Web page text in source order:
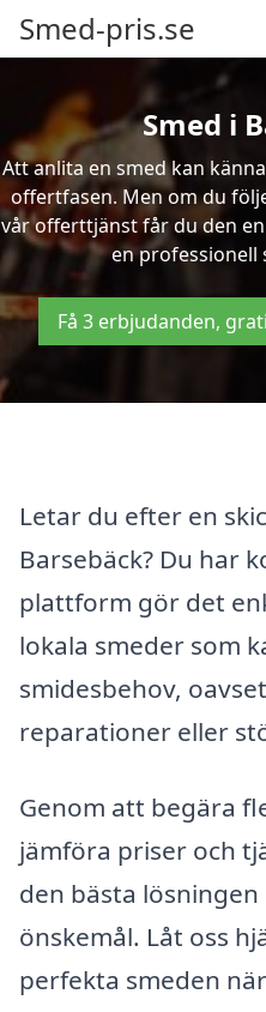
Smed-pris.se
Smed i
Att anlita en smed kan
offertfasen. Men om du
vår offerttjänst får du den
en professionell
Få 3 erbjudanden,
Letar du efter en
Barsebäck? Du har
plattform gör det
lokala smeder som
smidesbehov,
reparationer eller
Genom att begära
jämföra priser och
den bästa
önskemål. Låt oss
perfekta smeden